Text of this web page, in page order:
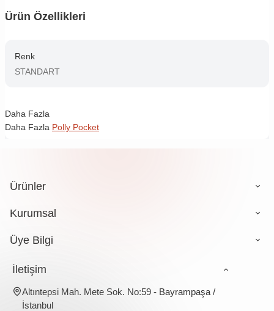
Ürün Özellikleri
Renk
STANDART
Daha Fazla
Daha Fazla Polly Pocket
Ürünler
Kurumsal
Üye Bilgi
İletişim
Altıntepsi Mah. Mete Sok. No:59 - Bayrampaşa /
İstanbul